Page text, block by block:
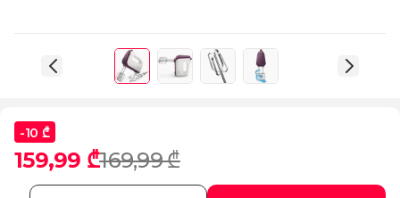
-10 ₾
159,99 ₾169,99 ₾